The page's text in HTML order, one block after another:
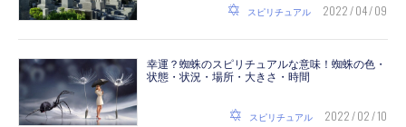
スピリチュアル 2022 / 04 / 09
幸運？蜘蛛のスピリチュアルな意味！蜘蛛の色・
状態・状況・場所・大きさ・時間
スピリチュアル 2022 / 02 / 10